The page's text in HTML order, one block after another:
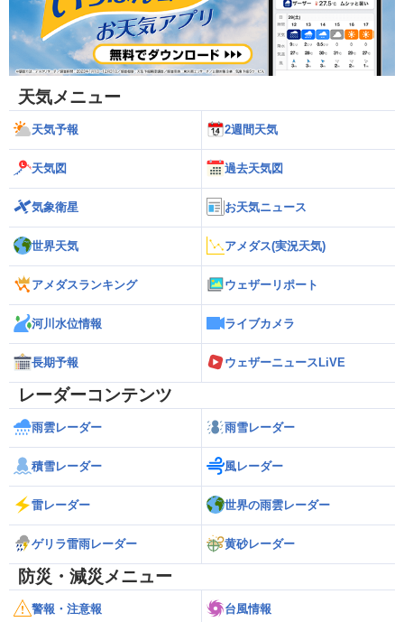
天気メニュー
天気予報 2週間天気
天気図 過去天気図
気象衛星 お天気ニュース
世界天気 アメダス(実況天気)
アメダスランキング ウェザーリポート
河川水位情報 ライブカメラ
長期予報 ウェザーニュースLiVE
レーダーコンテンツ
雨雲レーダー 雨雪レーダー
積雪レーダー 風レーダー
雷レーダー 世界の雨雲レーダー
ゲリラ雷雨レーダー 黄砂レーダー
防災・減災メニュー
警報・注意報 台風情報